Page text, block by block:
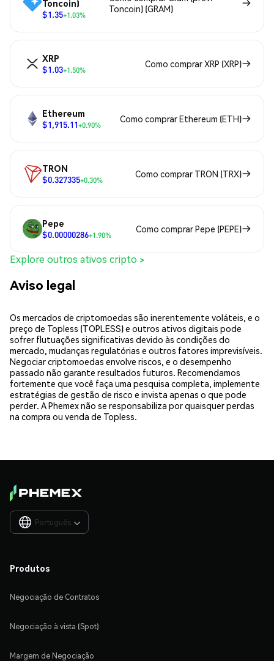
Toncoin)
$1.35+1.03%
Toncoin) (GRAM)
XRP
$1.03+1.50%
Como comprar XRP (XRP)
Ethereum
$1,915.11+0.90%
Como comprar Ethereum (ETH)
TRON
$0.327335+0.30%
Como comprar TRON (TRX)
Pepe
$0.00000286+1.90%
Como comprar Pepe (PEPE)
Explore outros ativos cripto >
Aviso legal
Os mercados de criptomoedas são inerentemente voláteis, e o
preço de Topless (TOPLESS) e outros ativos digitais pode
sofrer flutuações significativas devido às condições do
mercado, mudanças regulatórias e outros fatores imprevisíveis.
Negociar criptomoedas envolve riscos, e o desempenho
passado não garante resultados futuros. Recomendamos
fortemente que você faça uma pesquisa completa, implemente
estratégias de gestão de risco e invista apenas o que pode
perder. A Phemex não se responsabiliza por quaisquer perdas
na compra ou venda de Topless.
Português 
Produtos
Negociação de Contratos
Negociação à vista (Spot)
Margem de Negociação